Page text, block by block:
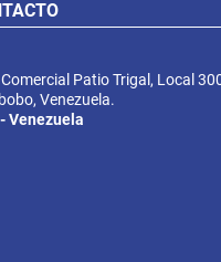
Patio Trigal, Local
Venezuela.
Venezuela